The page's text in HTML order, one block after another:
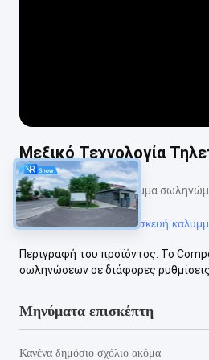
Μεξικό Τεχνολογία
Συσκευαστικό κάλυμμα
#Συσκευές για την κατασκευή
Περιγραφή του προϊόντος: Το
σωληνώσεων σε διάφορες
Μηνύματα επισκέπτη
Κανένα δημόσιο σχόλιο ακόμα